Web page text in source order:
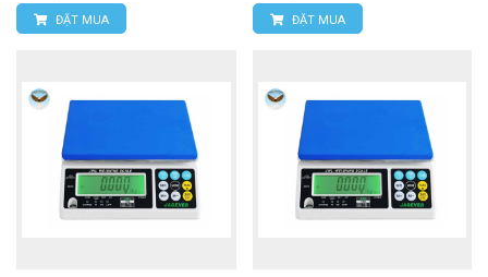
ĐẶT MUA ĐẶT MUA